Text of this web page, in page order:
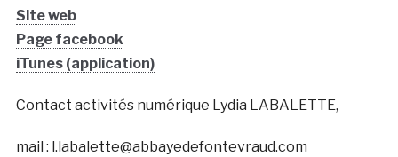
Site web
Page facebook
iTunes (application)
Contact activités numérique Lydia LABALETTE,
mail : l.labalette@abbayedefontevraud.com